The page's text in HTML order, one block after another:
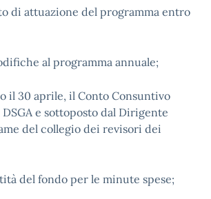
di attuazione del programma entro
al programma annuale;
il 30 aprile, il Conto Consuntivo
e sottoposto dal Dirigente
del collegio dei revisori dei
del fondo per le minute spese;